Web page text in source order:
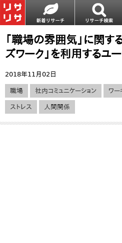
「職場の雰囲気」に関す
ズワーク」を利用するユ
2018年11月02日
職場 社内コミュニケーション ワー
ストレス 人間関係